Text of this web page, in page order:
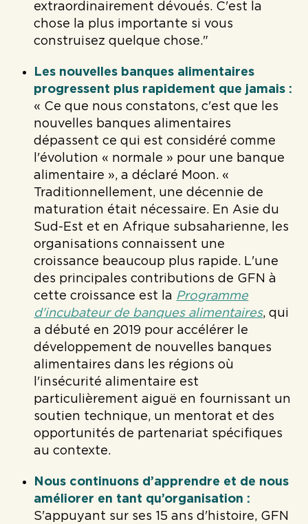
extraordinairement dévoués. C'est la
chose la plus importante si vous
construisez quelque chose."
Les nouvelles banques alimentaires
progressent plus rapidement que jamais :
« Ce que nous constatons, c'est que les
nouvelles banques alimentaires
dépassent ce qui est considéré comme
l'évolution « normale » pour une banque
alimentaire », a déclaré Moon. «
Traditionnellement, une décennie de
maturation était nécessaire. En Asie du
Sud-Est et en Afrique subsaharienne, les
organisations connaissent une
croissance beaucoup plus rapide. L'une
des principales contributions de GFN à
cette croissance est la Programme
d'incubateur de banques alimentaires, qui
a débuté en 2019 pour accélérer le
développement de nouvelles banques
alimentaires dans les régions où
l'insécurité alimentaire est
particulièrement aiguë en fournissant un
soutien technique, un mentorat et des
opportunités de partenariat spécifiques
au contexte.
Nous continuons d’apprendre et de nous
améliorer en tant qu’organisation :
S'appuyant sur ses 15 ans d'histoire, GFN